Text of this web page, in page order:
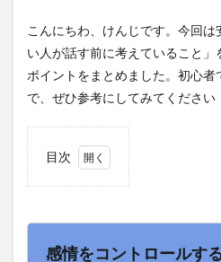
こんにちわ、けんじです。今回
い人が話す前に考えていること
ポイントをまとめました。初心
で、ぜひ参考にしてみてください
目次
ロー
感情をコントロールす